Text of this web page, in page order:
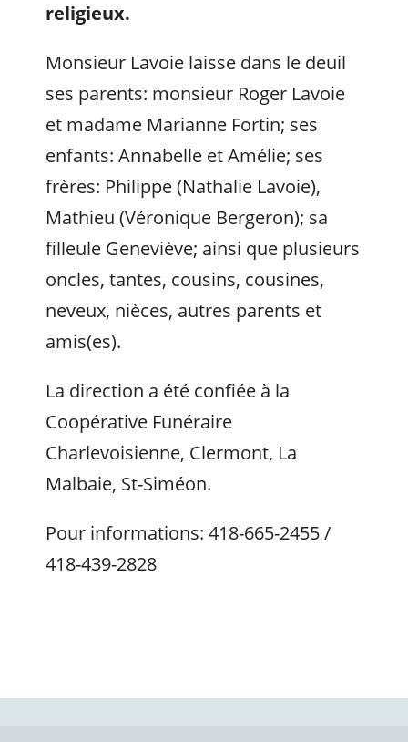
religieux.
Monsieur Lavoie laisse dans le deuil
ses parents: monsieur Roger Lavoie
et madame Marianne Fortin; ses
enfants: Annabelle et Amélie; ses
frères: Philippe (Nathalie Lavoie),
Mathieu (Véronique Bergeron); sa
filleule Geneviève; ainsi que plusieurs
oncles, tantes, cousins, cousines,
neveux, nièces, autres parents et
amis(es).
La direction a été confiée à la
Coopérative Funéraire
Charlevoisienne, Clermont, La
Malbaie, St-Siméon.
Pour informations: 418-665-2455 /
418-439-2828